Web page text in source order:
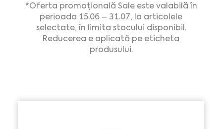
*Oferta promoțională Sale este valabilă în
perioada 15.06 – 31.07, la articolele
selectate, în limita stocului disponibil.
Reducerea e aplicată pe eticheta
produsului.